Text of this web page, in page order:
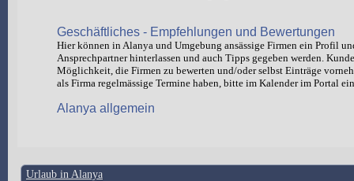
Geschäftliches - Empfehlungen und Bewertungen
Hier können in Alanya und Umgebung ansässige Firmen ein Profil
Ansprechpartner hinterlassen und auch Tipps gegeben werden.
Möglichkeit, die Firmen zu bewerten und/oder selbst Einträge
als Firma regelmässige Termine haben, bitte im Kalender im Portal
Alanya allgemein
Urlaub in Alanya